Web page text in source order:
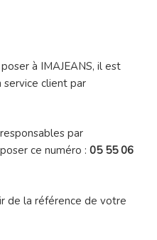
à IMAJEANS, il est
service client par
par
ce numéro : 05 55 06
de la référence de votre